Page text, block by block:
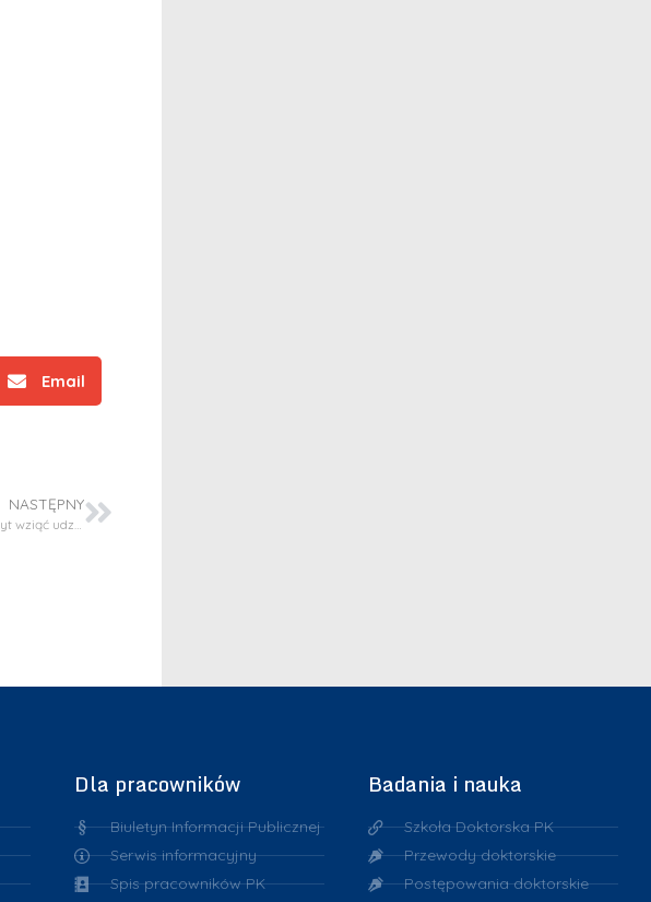
Email
NASTĘPNY
Studenci z Koła Fotochemii Stosowanej mieli zaszczyt wziąć udział w konferencji STEM Colours 2025
Dla pracowników
Biuletyn Informacji Publicznej
Serwis informacyjny
Spis pracowników PK
Badania i nauka
Szkoła Doktorska PK
Przewody doktorskie
Postępowania doktorskie